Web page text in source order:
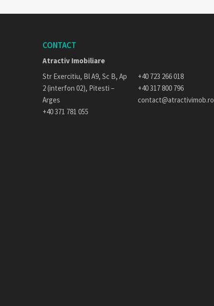
CONTACT
Atractiv Imobiliare
Str Exercitiu, Bl A9, Sc B, Ap
2 (interfon 02), Pitesti –
Arges
+40 371 781 055
+40 723 266 018
+40 317 800 796
contact@atractivimob.ro